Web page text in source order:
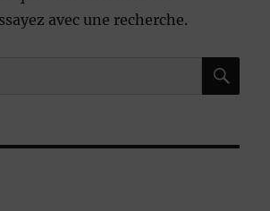
avec une recherche.